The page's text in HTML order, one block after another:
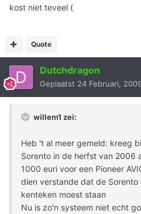
kost niet teveel (
Quote
Dutchdragon
Geplaatst 24 Februari,
willem1 zei:
Heb 't al meer gemeld: kreeg
Sorento in de herfst van 2006
1000 euri voor een Pioneer
dien verstande dat de Sorento
kenteken moest staan
Nu is zo'n systeem niet echt